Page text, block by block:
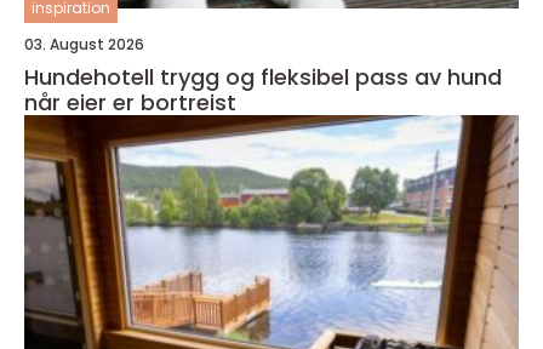
inspiration
03. August 2026
Hundehotell trygg og fleksibel pass av hund
når eier er bortreist